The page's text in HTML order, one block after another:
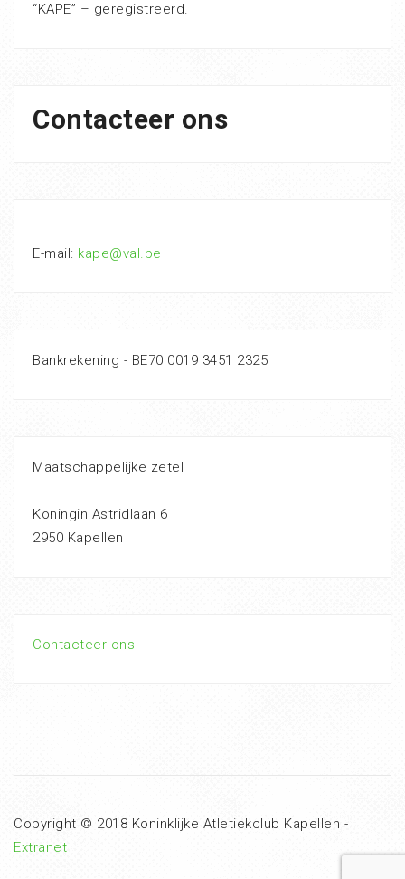
“KAPE” – geregistreerd.
Contacteer ons
E-mail: kape@val.be
Bankrekening - BE70 0019 3451 2325
Maatschappelijke zetel
Koningin Astridlaan 6
2950 Kapellen
Contacteer ons
Copyright © 2018 Koninklijke Atletiekclub Kapellen -
Extranet